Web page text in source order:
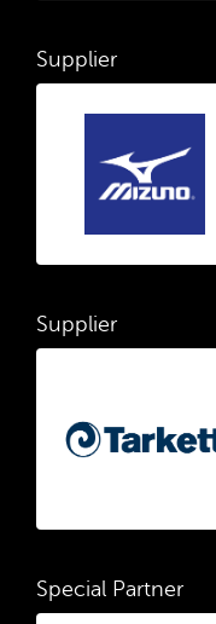
Supplier
Supplier
Special Partner